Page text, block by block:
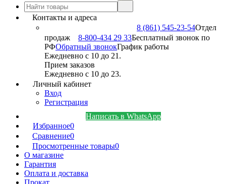
Контакты и адреса
8 (861) 545-23-54Отдел
продаж
8-800-434 29 33Бесплатный звонок по
РФОбратный звонокГрафик работы
Ежедневно с 10 до 21.
Прием заказов
Ежедневно с 10 до 23.
Личный кабинет
Вход
Регистрация
Написать в WhatsApp
Избранное0
Сравнение0
Просмотренные товары0
О магазине
Гарантия
Оплата и доставка
Прокат